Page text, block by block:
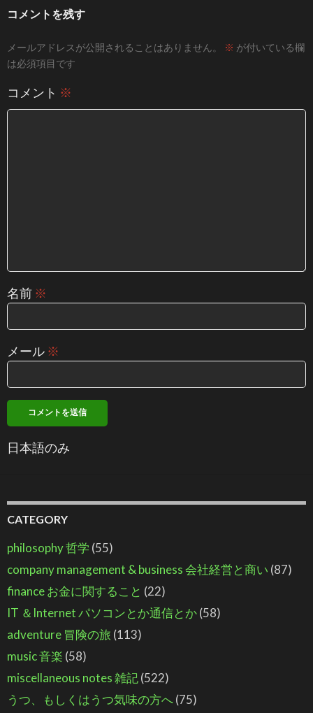
コメントを残す
メールアドレスが公開されることはありません。 ※ が付いている欄
は必須項目です
コメント ※
名前 ※
メール ※
日本語のみ
CATEGORY
philosophy 哲学 (55)
company management & business 会社経営と商い (87)
finance お金に関すること (22)
IT ＆Internet パソコンとか通信とか(58)
adventure 冒険の旅 (113)
music 音楽 (58)
miscellaneous notes 雑記(522)
うつ、もしくはうつ気味の方へ(75)